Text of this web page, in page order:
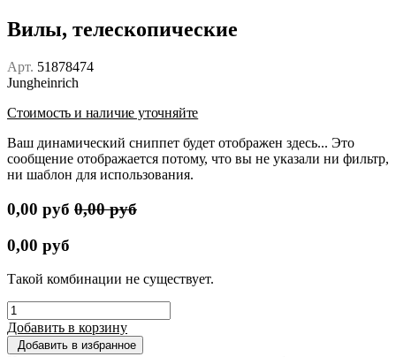
Вилы, телескопические
Арт. 51878474
Jungheinrich
Стоимость и наличие уточняйте
Ваш динамический сниппет будет отображен здесь... Это
сообщение отображается потому, что вы не указали ни фильтр,
ни шаблон для использования.
0,00 руб 0,00руб
0,00 руб
Такой комбинации не существует.
Добавить в корзину
Добавить в избранное